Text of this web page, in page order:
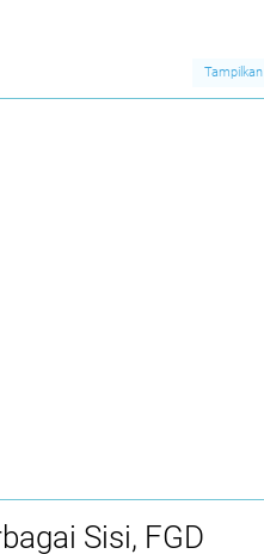
Tampilkan
Sisi, FGD